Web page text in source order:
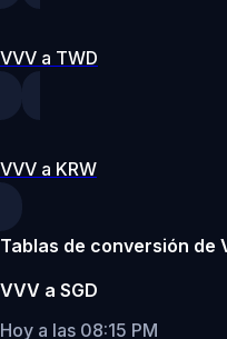
VVV a TWD
VVV a KRW
Tablas de conversión de
VVV a SGD
Hoy a las 08:15 PM